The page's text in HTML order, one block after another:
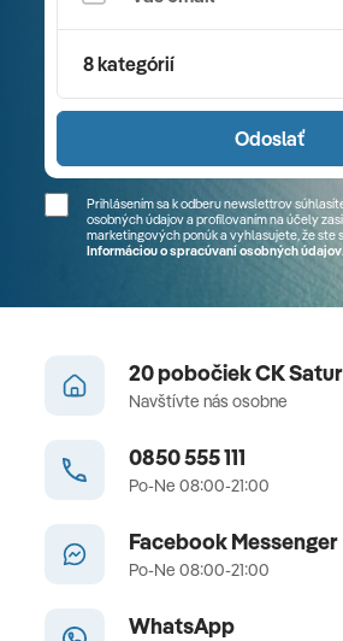
8 kategórií
Odoslať
Prihlásením sa k odberu newslettrov
osobných údajov a profilovaním na účely
marketingových ponúk a vyhlasujete, že ste
Informáciou o spracúvaní osobných údajov.
20 pobočiek CK Satur
Navštívte nás osobne
0850 555 111
Po-Ne 08:00-21:00
Facebook Messenger
Po-Ne 08:00-21:00
WhatsApp